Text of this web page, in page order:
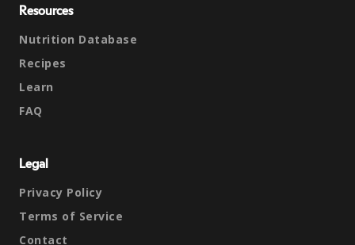
Resources
Nutrition Database
Recipes
Learn
FAQ
Legal
Privacy Policy
Terms of Service
Contact